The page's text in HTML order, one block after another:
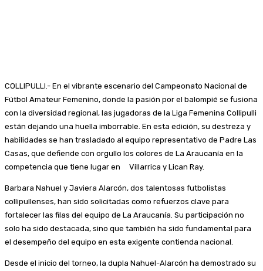
COLLIPULLI.- En el vibrante escenario del Campeonato Nacional de
Fútbol Amateur Femenino, donde la pasión por el balompié se fusiona
con la diversidad regional, las jugadoras de la Liga Femenina Collipulli
están dejando una huella imborrable. En esta edición, su destreza y
habilidades se han trasladado al equipo representativo de Padre Las
Casas, que defiende con orgullo los colores de La Araucanía en la
competencia que tiene lugar en Villarrica y Lican Ray.
Barbara Nahuel y Javiera Alarcón, dos talentosas futbolistas
collipullenses, han sido solicitadas como refuerzos clave para
fortalecer las filas del equipo de La Araucanía. Su participación no
solo ha sido destacada, sino que también ha sido fundamental para
el desempeño del equipo en esta exigente contienda nacional.
Desde el inicio del torneo, la dupla Nahuel-Alarcón ha demostrado su